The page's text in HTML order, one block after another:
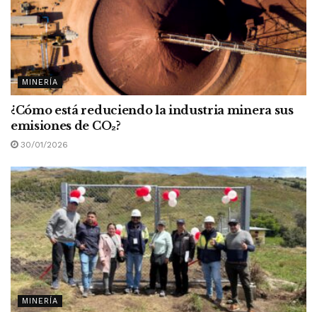
MINERÍA
¿Cómo está reduciendo la industria minera sus
emisiones de CO₂?
30/01/2026
MINERÍA